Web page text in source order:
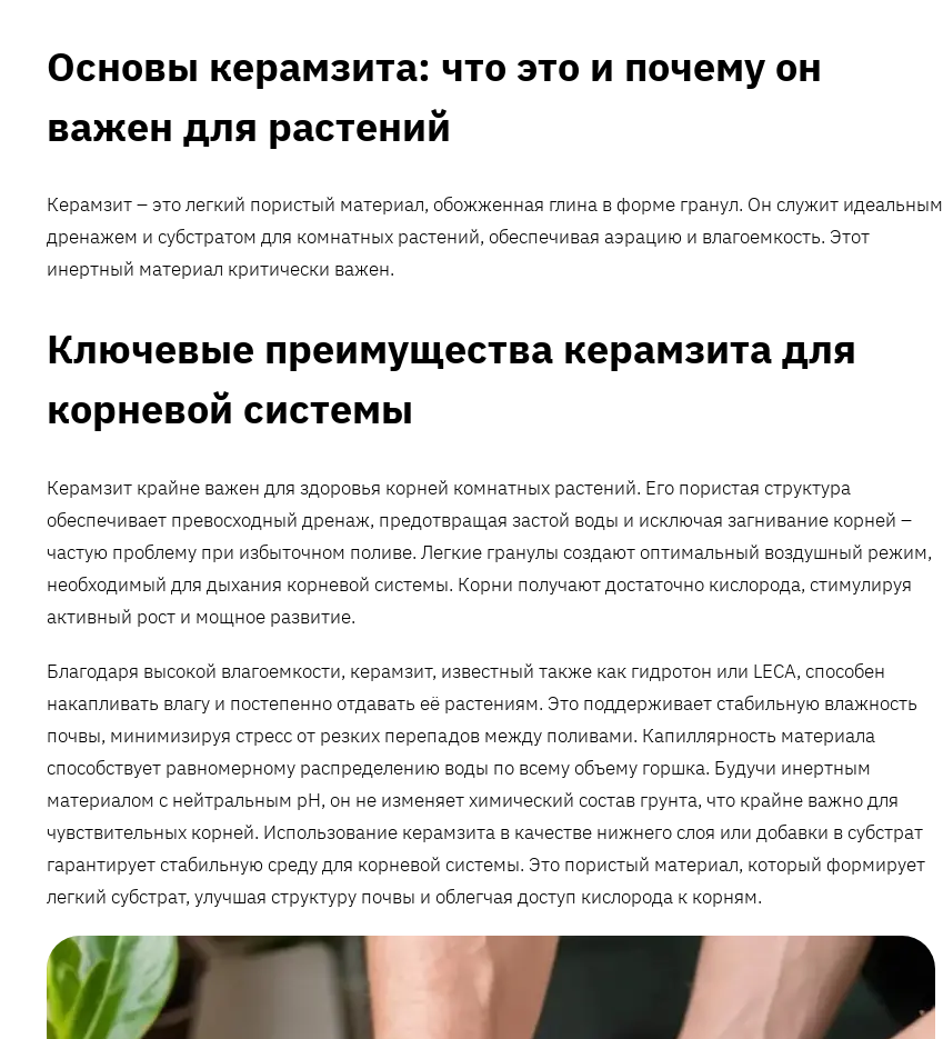
Основы керамзита: что это и почему он
важен для растений
Керамзит – это легкий пористый материал, обожженная глина в форме гранул. Он служит идеальным
дренажем и субстратом для комнатных растений, обеспечивая аэрацию и влагоемкость. Этот
инертный материал критически важен.
Ключевые преимущества керамзита для
корневой системы
Керамзит крайне важен для здоровья корней комнатных растений. Его пористая структура
обеспечивает превосходный дренаж, предотвращая застой воды и исключая загнивание корней –
частую проблему при избыточном поливе. Легкие гранулы создают оптимальный воздушный режим,
необходимый для дыхания корневой системы. Корни получают достаточно кислорода, стимулируя
активный рост и мощное развитие.
Благодаря высокой влагоемкости, керамзит, известный также как гидротон или LECA, способен
накапливать влагу и постепенно отдавать её растениям. Это поддерживает стабильную влажность
почвы, минимизируя стресс от резких перепадов между поливами. Капиллярность материала
способствует равномерному распределению воды по всему объему горшка. Будучи инертным
материалом с нейтральным pH, он не изменяет химический состав грунта, что крайне важно для
чувствительных корней. Использование керамзита в качестве нижнего слоя или добавки в субстрат
гарантирует стабильную среду для корневой системы. Это пористый материал, который формирует
легкий субстрат, улучшая структуру почвы и облегчая доступ кислорода к корням.